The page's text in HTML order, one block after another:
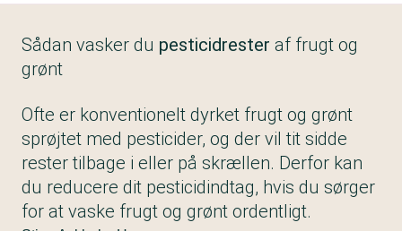
Sådan vasker du pesticidrester af frugt og
grønt
Ofte er konventionelt dyrket frugt og grønt
sprøjtet med pesticider, og der vil tit sidde
rester tilbage i eller på skrællen. Derfor kan
du reducere dit pesticidindtag, hvis du sørger
for at vaske frugt og grønt ordentligt.